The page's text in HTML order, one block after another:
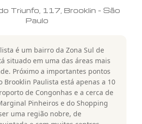
Triunfo 117 Brooklin - São
Paulo
é um bairro da Zona Sul de
situado em uma das áreas mais
Próximo a importantes pontos
Brooklin Paulista está apenas a 10
de Congonhas e a cerca de
Pinheiros e do Shopping
uma região nobre, de